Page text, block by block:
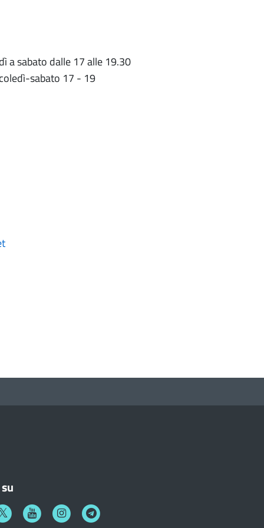
a sabato dalle 17 alle 19.30
sabato 17 - 19
YoutubeInstagramTelegram